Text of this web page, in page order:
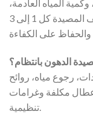
المياه العادمة،
واللوائح المحلية. بشكل عام، يُنصح بتنظيف المصيدة كل 1 إلى 3
الدهون بانتظام؟
رجوع مياه، روائح
مكلفة وغرامات